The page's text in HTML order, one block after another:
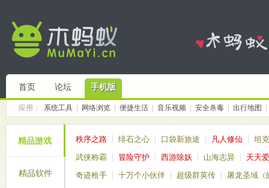
首页 论坛 手机版
应用： 系统工具 网络浏览 便捷生活 音乐视频 安全杀毒 出行地图
精品游戏
精品软件
秩序之路 绯石之心 口袋新旅途 凡人修仙
坦
武侠称霸
冒险守护 西游除妖 山海志异
天天
奇迹枪手
十万个小伙伴 超级群英传
屠龙圣域（